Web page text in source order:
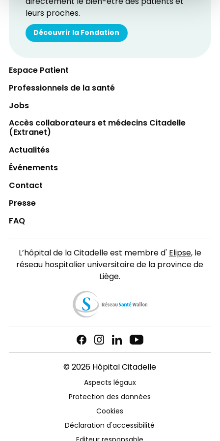
leurs proches.
Découvrir la Fondation
Espace Patient
Professionnels de la santé
Jobs
Accès collaborateurs et médecins Citadelle
(Extranet)
Actualités
Événements
Contact
Presse
FAQ
L’hôpital de la Citadelle est membre d'Elipse, le
réseau hospitalier universitaire de la province de
Liège.
© 2026 Hôpital Citadelle
Aspects légaux
Protection des données
Cookies
Déclaration d'accessibilité